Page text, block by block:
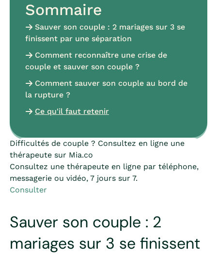
Sommaire
Sauver son couple : 2 mariages sur 3 se
finissent par une séparation
Comment reconnaître une crise de
couple et sauver son couple ?
Comment sauver son couple au bord de
la rupture ?
Ce qu'il faut retenir
Difficultés de couple ? Consultez en ligne une
thérapeute sur Mia.co
Consultez une thérapeute en ligne par téléphone,
messagerie ou vidéo, 7 jours sur 7.
Consulter
Sauver son couple : 2
mariages sur 3 se finissent